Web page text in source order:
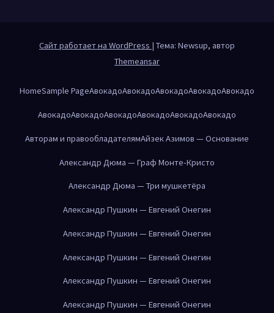
Сайт работает на WordPress | Тема: Newsup, автор
Themeansar
HomeSample PageАвокадоАвокадоАвокадоАвокадоАвокадо
АвокадоАвокадоАвокадоАвокадоАвокадоАвокадо
Авторам и правообладателямАйзек Азимов — Основание
Александр Дюма — Граф Монте-Кристо
Александр Дюма — Три мушкетёра
Александр Пушкин — Евгений Онегин
Александр Пушкин — Евгений Онегин
Александр Пушкин — Евгений Онегин
Александр Пушкин — Евгений Онегин
Александр Пушкин — Евгений Онегин